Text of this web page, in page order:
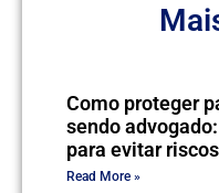
Como proteger
sendo
para evitar
Read More »